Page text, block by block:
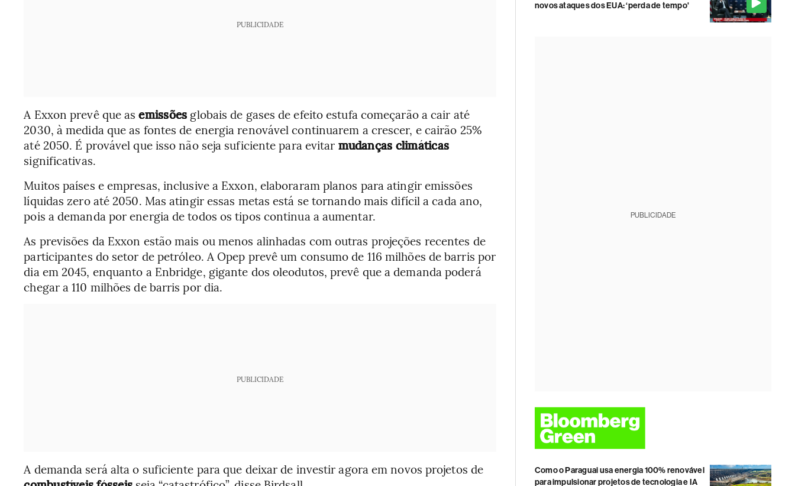
PUBLICIDADE
A Exxon prevê que asemissões globais de gases de efeito estufa começarão a cair até
2030, à medida que as fontes de energia renovável continuarem a crescer, e cairão 25%
até 2050. É provável que isso não seja suficiente para evitar mudanças climáticas
significativas.
Muitos países e empresas, inclusive a Exxon, elaboraram planos para atingir emissões
líquidas zero até 2050. Mas atingir essas metas está se tornando mais difícil a cada ano,
pois a demanda por energia de todos os tipos continua a aumentar.
As previsões da Exxon estão mais ou menos alinhadas com outras projeções recentes de
participantes do setor de petróleo. A Opep prevê um consumo de 116 milhões de barris por
dia em 2045, enquanto a Enbridge, gigante dos oleodutos, prevê que a demanda poderá
chegar a 110 milhões de barris por dia.
PUBLICIDADE
A demanda será alta o suficiente para que deixar de investir agora em novos projetos de
novos ataques dos EUA: ‘perda de tempo'
PUBLICIDADE
Como o Paraguai usa energia 100% renovável
para impulsionar projetos de tecnologia e IA